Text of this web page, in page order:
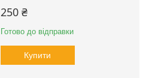
250 ₴
Готово до відправки
Купити